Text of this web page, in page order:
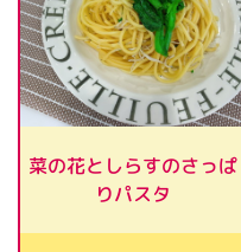
菜の花としらすのさっぱ
りパスタ